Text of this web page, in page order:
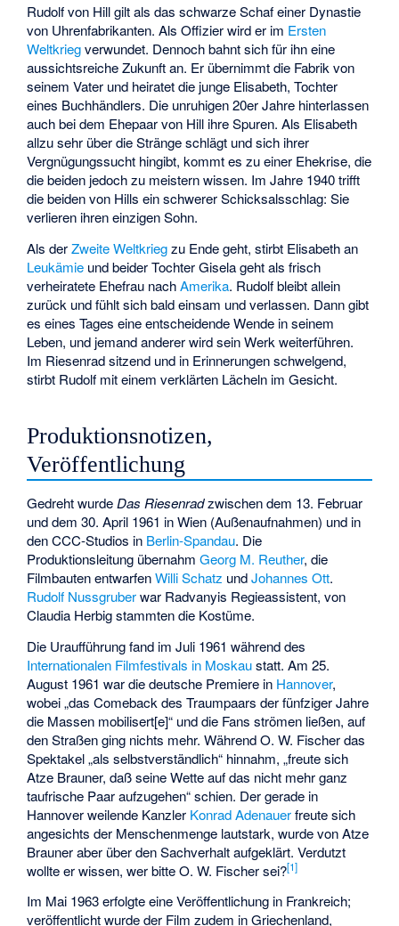
Rudolf von Hill gilt als das schwarze Schaf einer Dynastie
von Uhrenfabrikanten. Als Offizier wird er im Ersten
Weltkriegverwundet. Dennoch bahnt sich für ihn eine
aussichtsreiche Zukunft an. Er übernimmt die Fabrik von
seinem Vater und heiratet die junge Elisabeth, Tochter
eines Buchhändlers. Die unruhigen 20er Jahre hinterlassen
auch bei dem Ehepaar von Hill ihre Spuren. Als Elisabeth
allzu sehr über die Stränge schlägt und sich ihrer
Vergnügungssucht hingibt, kommt es zu einer Ehekrise, die
die beiden jedoch zu meistern wissen. Im Jahre 1940 trifft
die beiden von Hills ein schwerer Schicksalsschlag: Sie
verlieren ihren einzigen Sohn.
Als derZweite Weltkriegzu Ende geht, stirbt Elisabeth an
Leukämie und beider Tochter Gisela geht als frisch
verheiratete Ehefrau nachAmerika. Rudolf bleibt allein
zurück und fühlt sich bald einsam und verlassen. Dann gibt
es eines Tages eine entscheidende Wende in seinem
Leben, und jemand anderer wird sein Werk weiterführen.
Im Riesenrad sitzend und in Erinnerungen schwelgend,
stirbt Rudolf mit einem verklärten Lächeln im Gesicht.
Produktionsnotizen,
Veröffentlichung
Gedreht wurdeDas Riesenradzwischen dem 13. Februar
und dem 30. April 1961 in Wien (Außenaufnahmen) und in
den CCC-Studios in Berlin-Spandau. Die
Produktionsleitung übernahmGeorg M. Reuther, die
Filmbauten entwarfenWilli Schatz undJohannes Ott.
Rudolf Nussgruberwar Radvanyis Regieassistent, von
Claudia Herbigstammten die Kostüme.
Die Uraufführung fand im Juli 1961 während des
Internationalen Filmfestivals in Moskaustatt. Am 25.
August 1961 war die deutsche Premiere in Hannover,
wobei „das Comeback des Traumpaars der fünfziger Jahre
die Massen mobilisert[e]“ und die Fans strömen ließen, auf
den Straßen ging nichts mehr. Während O. W. Fischer das
Spektakel „als selbstverständlich“ hinnahm, „freute sich
Atze Brauner, daß seine Wette auf das nicht mehr ganz
taufrische Paar aufzugehen“ schien. Der gerade in
Hannover weilende Kanzler Konrad Adenauerfreute sich
angesichts der Menschenmenge lautstark, wurde von Atze
Brauner aber über den Sachverhalt aufgeklärt. Verdutzt
wollte er wissen, wer bitte O. W. Fischer sei?[1]
Im Mai 1963 erfolgte eine Veröffentlichung in Frankreich;
veröffentlicht wurde der Film zudem in Griechenland,